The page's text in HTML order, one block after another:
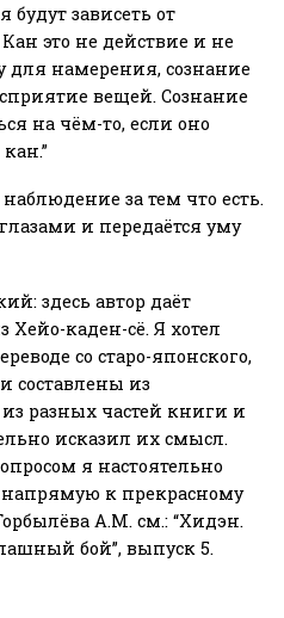
будут зависеть от
это не действие и не
для намерения, сознание
вещей. Сознание
на чём-то, если оно
за тем что есть.
и передаётся уму
здесь автор даёт
каден-сё. Я хотел
со старо-японского,
составлены из
разных частей книги и
исказил их смысл.
я настоятельно
к прекрасному
А.М. см.: “Хидэн.
бой”, выпуск 5.